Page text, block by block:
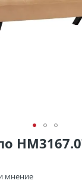
мнение